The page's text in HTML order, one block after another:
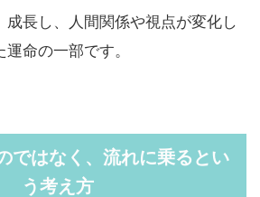
成長し、人間関係や視点が変化し
命の一部です。
ではなく、流れに乗るとい
う考え方